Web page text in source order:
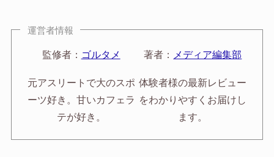
運営者情報
監修者： ゴルタメ
元アスリートで大のスポ
ーツ好き。甘いカフェラ
テが好き。
著者： メディア編集部
体験者様の最新レビュー
をわかりやすくお届けし
ます。